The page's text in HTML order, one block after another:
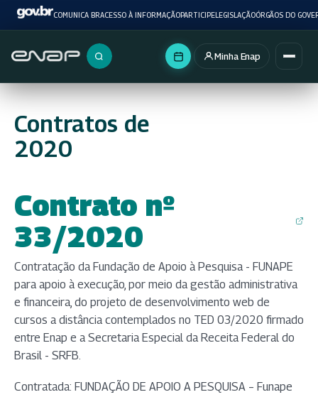
COMUNICA BRACESSO À INFORMAÇÃOPARTICIPELEGISLAÇÃOÓRGÃOS DO
Buscar no portal
Minha Enap
Contratos de
2020
Contrato nº
33/2020
(abre em nova aba)
Contratação da Fundação de Apoio à Pesquisa - FUNAPE
para apoio à execução, por meio da gestão administrativa
e financeira, do projeto de desenvolvimento web de
cursos a distância contemplados no TED 03/2020 firmado
entre Enap e a Secretaria Especial da Receita Federal do
Brasil - SRFB.
Contratada: FUNDAÇÃO DE APOIO A PESQUISA – Funape